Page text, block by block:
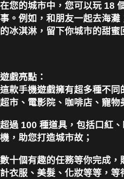
在您的城市中，您可以玩 18
事。例如，和朋友一起去海灘
的冰淇淋，留下你城市的甜蜜
遊戲亮點：
這款手機遊戲擁有超多種不同
超市、電影院、咖啡店、寵物
超過 100 種道具，包括口紅
機，助您打造城市故；
數十個有趣的任務等你完成，
計衣服、美髮、化妝等等，等